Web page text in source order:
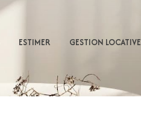
ESTIMER GESTION LOCATIVE